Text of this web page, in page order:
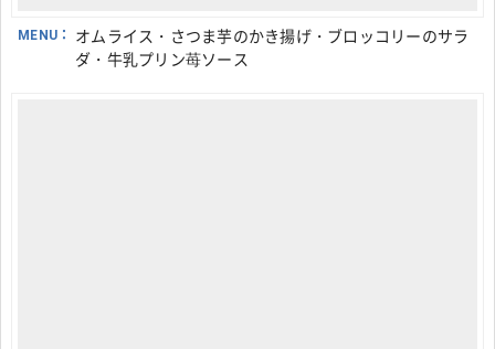
MENU：
オムライス・さつま芋のかき揚げ・ブロッコリーのサラ
ダ・牛乳プリン苺ソース